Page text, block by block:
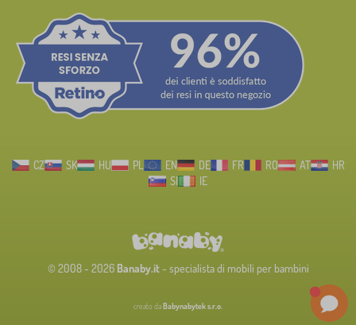
CZ SK HU PL EN DE FR RO AT
HR
SI
IE
© 2008 - 2026 Banaby.it- specialista di mobili per bambini
creato da Babynabytek s.r.o.